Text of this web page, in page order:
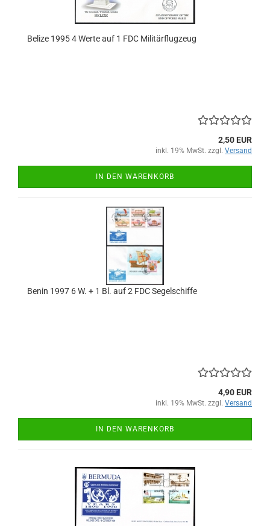
Belize 1995 4 Werte auf 1 FDC Militärflugzeug
2,50 EUR
inkl. 19% MwSt. zzgl. Versand
IN DEN WARENKORB
Benin 1997 6 W. + 1 Bl. auf 2 FDC Segelschiffe
4,90 EUR
inkl. 19% MwSt. zzgl. Versand
IN DEN WARENKORB